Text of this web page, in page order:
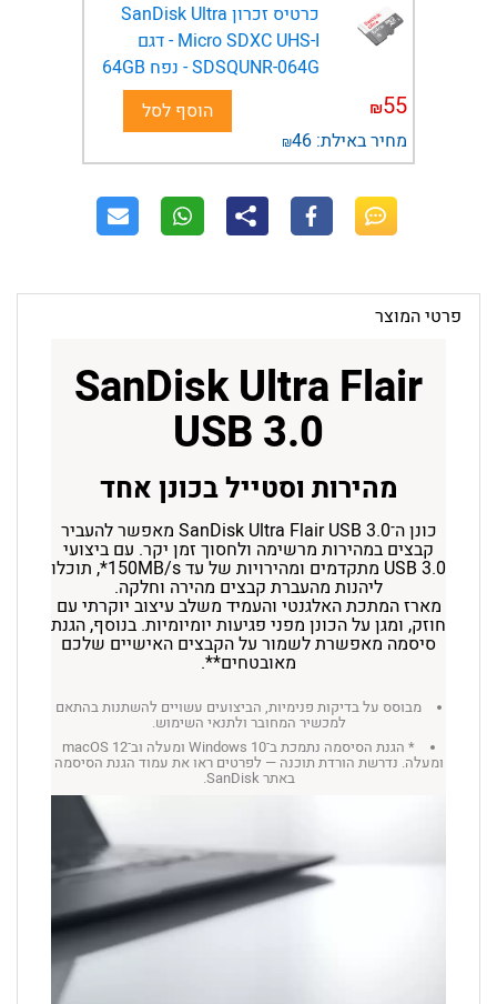
כרטיס זכרון SanDisk Ultra
Micro SDXC UHS-I - דגם
SDSQUNR-064G - נפח 64GB
55
₪
מחיר באילת: 46
₪
הוסף לסל
פרטי המוצר
SanDisk Ultra Flair
USB 3.0
מהירות וסטייל בכונן אחד
כונן ה־SanDisk Ultra Flair USB 3.0 מאפשר להעביר
קבצים במהירות מרשימה ולחסוך זמן יקר. עם ביצועי
USB 3.0 מתקדמים ומהירויות של עד 150MB/s*, תוכלו
ליהנות מהעברת קבצים מהירה וחלקה.
מארז המתכת האלגנטי והעמיד משלב עיצוב יוקרתי עם
חוזק, ומגן על הכונן מפני פגיעות יומיומיות. בנוסף, הגנת
סיסמה מאפשרת לשמור על הקבצים האישיים שלכם
מאובטחים**.
מבוסס על בדיקות פנימיות, הביצועים עשויים להשתנות בהתאם
למכשיר המחובר ולתנאי השימוש.
* הגנת הסיסמה נתמכת ב־Windows 10 ומעלה וב־macOS 12
ומעלה. נדרשת הורדת תוכנה — לפרטים ראו את עמוד הגנת הסיסמה
באתר SanDisk.